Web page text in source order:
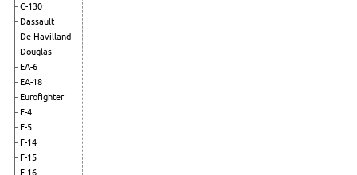
C-130
Dassault
De Havilland
Douglas
EA-6
EA-18
Eurofighter
F-4
F-5
F-14
F-15
F-16